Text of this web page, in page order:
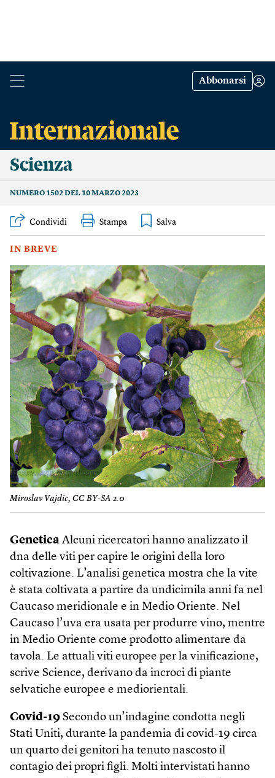
Abbonarsi
Scienza
NUMERO 1502 DEL 10 MARZO 2023
Condividi Stampa
IN BREVE
Miroslav Vajdic, CC BY-SA 2.0
Genetica Alcuni ricercatori hanno analizzato il
dna delle viti per capire le origini della loro
coltivazione. L’analisi genetica mostra che la vite
è stata coltivata a partire da undicimila anni fa nel
Caucaso meridionale e in Medio Oriente. Nel
Caucaso l’uva era usata per produrre vino, mentre
in Medio Oriente come prodotto alimentare da
tavola. Le attuali viti europee per la vinificazione,
scrive Science, derivano da incroci di piante
selvatiche europee e mediorientali.
Covid-19 Secondo un’indagine condotta negli
Stati Uniti, durante la pandemia di covid-19 circa
un quarto dei genitori ha tenuto nascosto il
contagio dei propri figli. Molti intervistati hanno